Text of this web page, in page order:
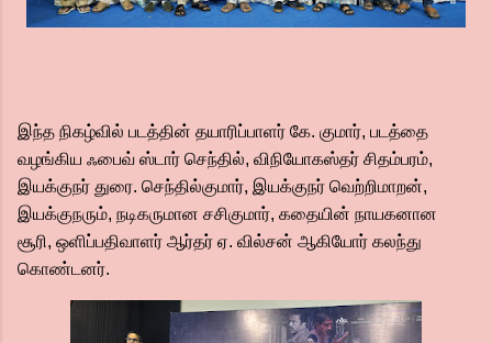
இந்த நிகழ்வில் படத்தின் தயாரிப்பாளர் கே. குமார், படத்தை
வழங்கிய ஃபைவ் ஸ்டார் செந்தில், விநியோகஸ்தர் சிதம்பரம்,
இயக்குநர் துரை. செந்தில்குமார், இயக்குநர் வெற்றிமாறன்,
இயக்குநரும், நடிகருமான சசிகுமார், கதையின் நாயகனான
சூரி, ஒளிப்பதிவாளர் ஆர்தர் ஏ. வில்சன் ஆகியோர் கலந்து
கொண்டனர்.